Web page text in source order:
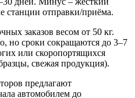
станции отправки/приёма.
заказов весом от 50 кг.
но сроки сокращаются до 3–7
или скоропортящихся
свежая продукция).
предлагают
автомобилем до